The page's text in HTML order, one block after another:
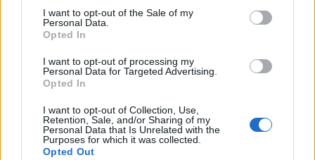
consent section.
I want to opt-out of the Sale of my
Personal Data.
Opted In
I want to opt-out of processing my
Personal Data for Targeted Advertising.
Opted In
I want to opt-out of Collection, Use,
Retention, Sale, and/or Sharing of my
Personal Data that Is Unrelated with the
Purposes for which it was collected.
Opted Out